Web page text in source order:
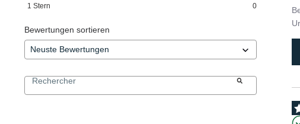
1 Stern 0
Bewertungen sortieren